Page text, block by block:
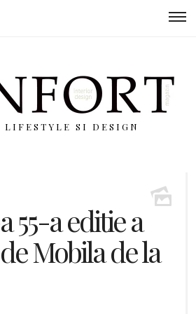
SI DESIGN
55-a editie a
Mobila de la